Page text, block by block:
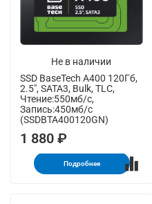
Не в наличии
SSD BaseTech A400 120Гб,
2.5", SATA3, Bulk, TLC,
Чтение:550мб/с,
Запись:450мб/с
(SSDBTA400120GN)
1 880 ₽
Подробнее